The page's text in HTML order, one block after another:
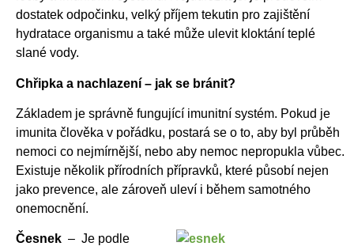
dostatek odpočinku, velký příjem tekutin pro zajištění
hydratace organismu a také může ulevit kloktání teplé
slané vody.
Chřipka a nachlazení – jak se bránit?
Základem je správně fungující imunitní systém. Pokud je
imunita člověka v pořádku, postará se o to, aby byl průběh
nemoci co nejmírnější, nebo aby nemoc nepropukla vůbec.
Existuje několik přírodních přípravků, které působí nejen
jako prevence, ale zároveň uleví i během samotného
onemocnění.
Česnek – Je podle